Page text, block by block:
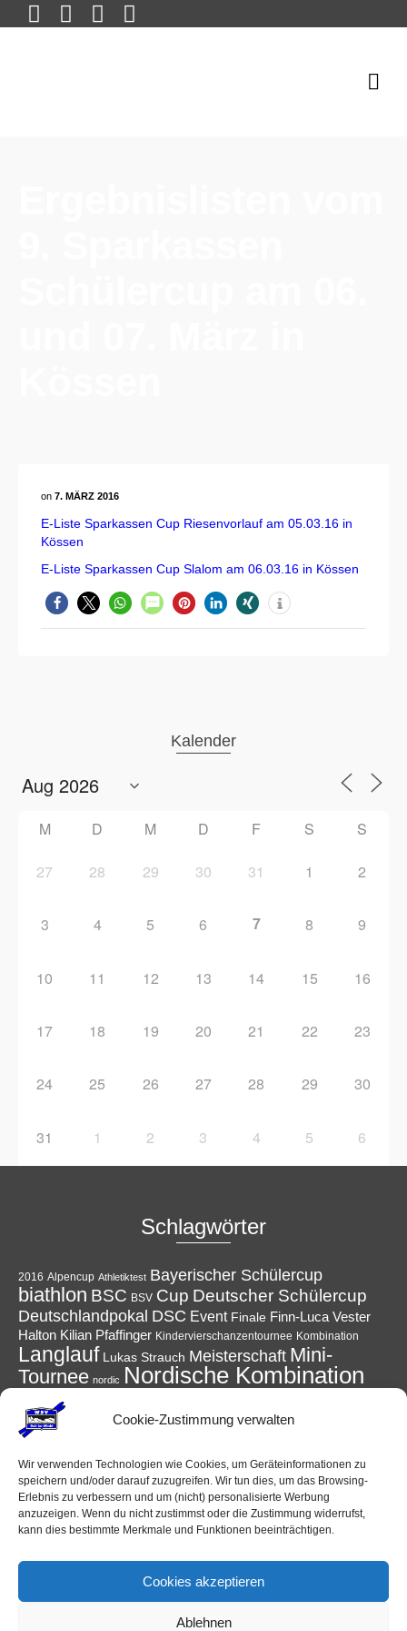
Cookie-Zustimmung verwalten
Wir verwenden Technologien wie Cookies, um Geräteinformationen zu
speichern und/oder darauf zuzugreifen. Wir tun dies, um das Browsing-
Erlebnis zu verbessern und um (nicht) personalisierte Werbung
anzuzeigen. Wenn du nicht zustimmst oder die Zustimmung widerrufst,
kann dies bestimmte Merkmale und Funktionen beeinträchtigen.
Cookies akzeptieren
Ablehnen
on 7. MÄRZ 2016
E-Liste Sparkassen Cup Riesenvorlauf am 05.03.16 in
Kössen
E-Liste Sparkassen Cup Slalom am 06.03.16 in Kössen
Kalender
M D M D F S S
27 28 29 30 31 1 2
3 4 5 6 7 8 9
10 11 12 13 14 15 16
17 18 19 20 21 22 23
24 25 26 27 28 29 30
31 1 2 3 4 5 6
Schlagwörter
2016 Alpencup Athletiktest Bayerischer Schülercup
biathlon BSC BSV Cup Deutscher Schülercup
Deutschlandpokal DSC Event Finale Finn-Luca Vester
Halton Kilian Pfaffinger Kindervierschanzentournee Kombination
Langlauf Lukas Strauch Meisterschaft Mini-
Tournee nordic Nordische Kombination
Podest power Reit im Winkl
Schanzen Schüler Sieg Ski Skiing Skispringen
Skisprung
VereinWettkampfWinterWSV
Veranstaltungen
Keine Veranstaltungen